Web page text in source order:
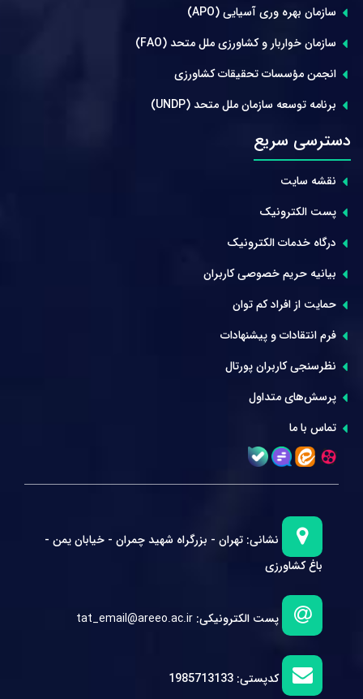
سازمان بهره وری آسیایی (APO)
سازمان خواربار و کشاورزی ملل متحد (FAO)
انجمن مؤسسات تحقیقات کشاورزی
برنامه توسعه سازمان ملل متحد (UNDP)
دسترسی سریع
نقشه سایت
پست الکترونیک
درگاه خدمات الکترونیک
بیانیه حریم خصوصی کاربران
حمایت از افراد کم توان
فرم انتقادات و پیشنهادات
نظرسنجی کاربران پورتال
پرسش‌های متداول
تماس با ما
نشانی: تهران - بزرگراه شهید چمران - خیابان یمن -
باغ کشاورزی
پست الکترونیکی: tat_email@areeo.ac.ir
کدپستی: 1985713133